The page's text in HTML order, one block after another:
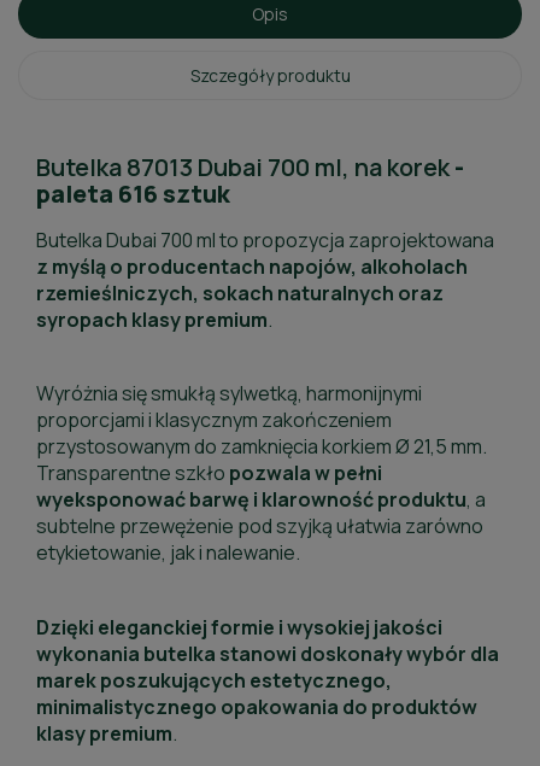
Opis
Szczegóły produktu
Butelka 87013 Dubai 700 ml, na korek-
paleta 616 sztuk
Butelka Dubai 700 ml to propozycja zaprojektowana
z myślą o producentach napojów, alkoholach
rzemieślniczych, sokach naturalnych oraz
syropach klasy premium.
Wyróżnia się smukłą sylwetką, harmonijnymi
proporcjami i klasycznym zakończeniem
przystosowanym do zamknięcia korkiem Ø 21,5 mm.
Transparentne szkło pozwala w pełni
wyeksponować barwę i klarowność produktu, a
subtelne przewężenie pod szyjką ułatwia zarówno
etykietowanie, jak i nalewanie.
Dzięki eleganckiej formie i wysokiej jakości
wykonania butelka stanowi doskonały wybór dla
marek poszukujących estetycznego,
minimalistycznego opakowania do produktów
klasy premium.